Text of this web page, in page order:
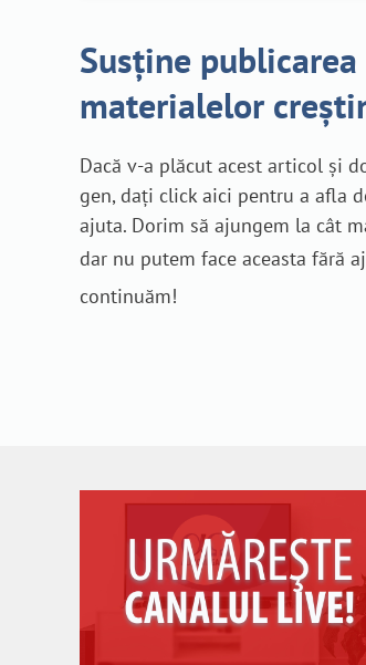
Susține publicarea
materialelor
Dacă v-a plăcut acest articol și
gen, dați click aici pentru a afla
ajuta. Dorim să ajungem la cât
dar nu putem face aceasta fără
continuăm!